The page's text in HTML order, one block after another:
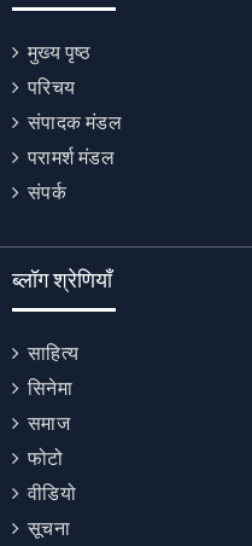
मुख्य पृष्ठ
परिचय
संपादक मंडल
परामर्श मंडल
संपर्क
ब्लॉग श्रेणियाँ
साहित्य
सिनेमा
समाज
फोटो
वीडियो
सूचना